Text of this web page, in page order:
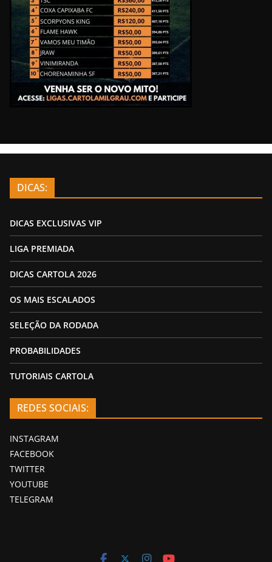
DICAS:
DICAS EXCLUSIVAS VIP
LIGA PREMIADA
DICAS CARTOLA 2026
OS MAIS ESCALADOS
SELEÇÃO DA RODADA
PROBABILIDADES
TUTORIAIS CARTOLA
REDES SOCIAIS:
INSTAGRAM
FACEBOOK
TWITTER
YOUTUBE
TELEGRAM